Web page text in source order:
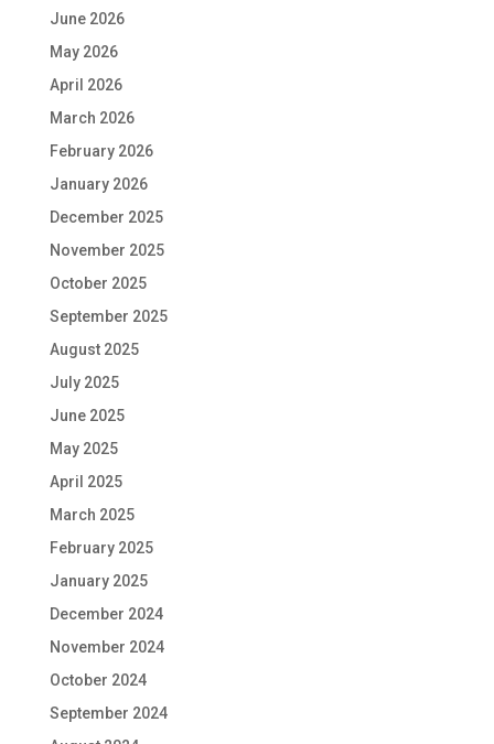
June 2026
May 2026
April 2026
March 2026
February 2026
January 2026
December 2025
November 2025
October 2025
September 2025
August 2025
July 2025
June 2025
May 2025
April 2025
March 2025
February 2025
January 2025
December 2024
November 2024
October 2024
September 2024